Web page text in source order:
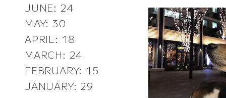
JUNE: 24
MAY: 30
APRIL: 18
MARCH: 24
FEBRUARY: 15
JANUARY: 29